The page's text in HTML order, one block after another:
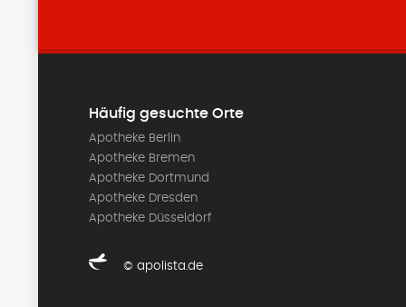
Häufig gesuchte Orte
Apotheke Berlin
Apotheke Bremen
Apotheke Dortmund
Apotheke Dresden
Apotheke Düsseldorf
© apolista.de